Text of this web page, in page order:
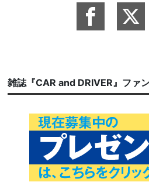
雑誌『CAR and DRIVER』ファ